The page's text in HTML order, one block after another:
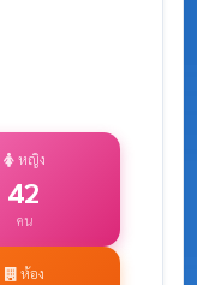
หญิง
42
คน
ห้อง